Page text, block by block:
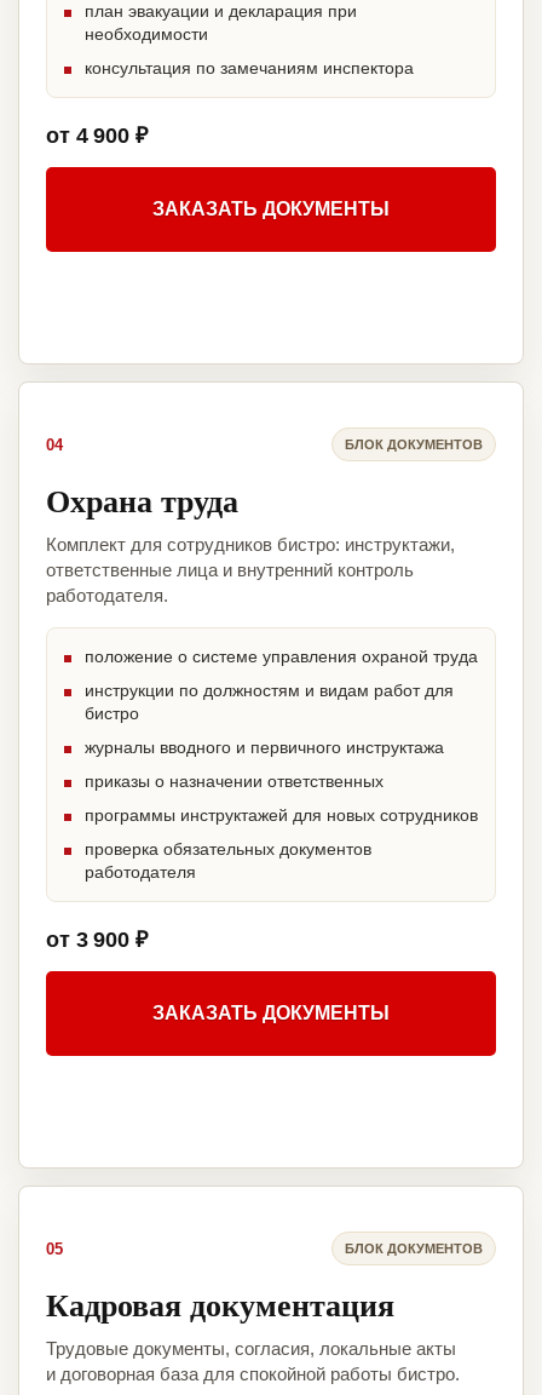
план эвакуации и декларация при
необходимости
консультация по замечаниям инспектора
от 4 900 ₽
ЗАКАЗАТЬ ДОКУМЕНТЫ
04 БЛОК ДОКУМЕНТОВ
Охрана труда
Комплект для сотрудников бистро: инструктажи,
ответственные лица и внутренний контроль
работодателя.
положение о системе управления охраной труда
инструкции по должностям и видам работ для
бистро
журналы вводного и первичного инструктажа
приказы о назначении ответственных
программы инструктажей для новых сотрудников
проверка обязательных документов
работодателя
от 3 900 ₽
ЗАКАЗАТЬ ДОКУМЕНТЫ
05 БЛОК ДОКУМЕНТОВ
Кадровая документация
Трудовые документы, согласия, локальные акты
и договорная база для спокойной работы бистро.